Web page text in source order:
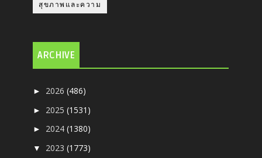
สุขภาพและความ
ARCHIVE
► 2026(486)
► 2025(1531)
► 2024(1380)
▼ 2023(1773)